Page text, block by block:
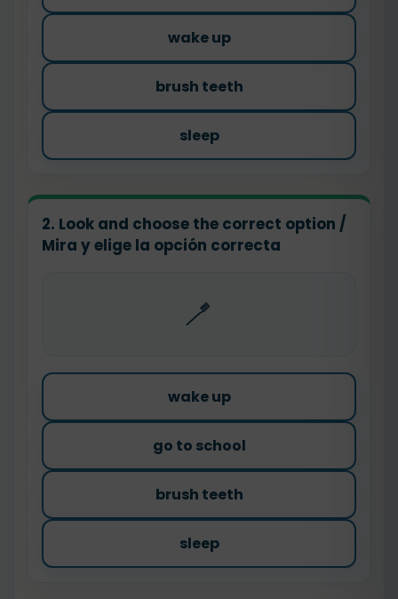
wake up
brush teeth
sleep
2. Look and choose the correct option /
Mira y elige la opción correcta
🪥
wake up
go to school
brush teeth
sleep